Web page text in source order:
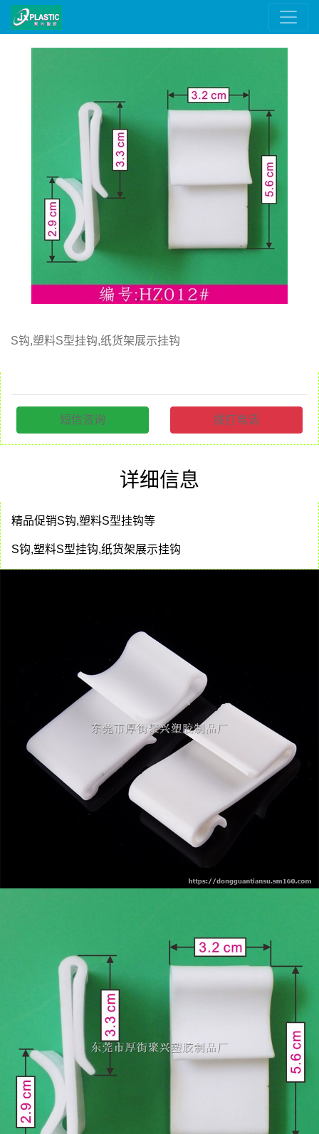
S钩,塑料S型挂钩,纸货架展示挂钩
短信咨询 拨打电话
详细信息
精品促销S钩,塑料S型挂钩等
S钩,塑料S型挂钩,纸货架展示挂钩